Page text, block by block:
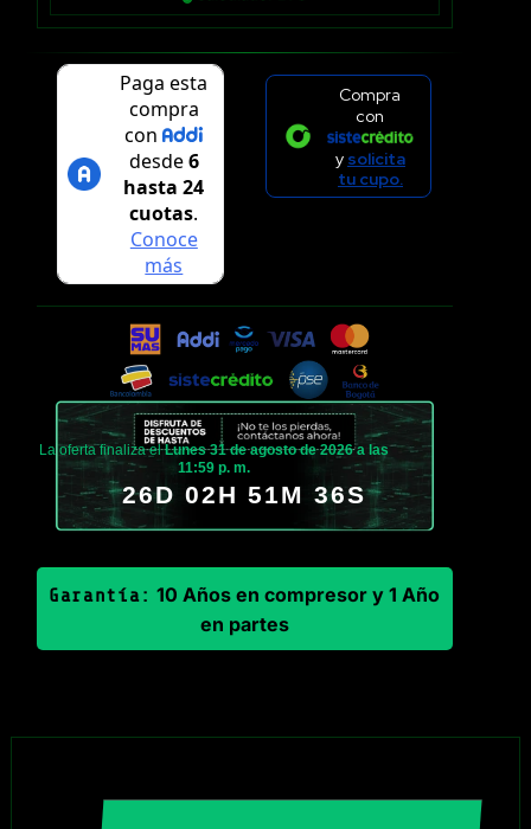
Compra
con
y solicita
tu cupo.
La oferta finaliza elLunes 31 de agosto de 2026 a las
11:59 p. m.
26D 02H 51M 36S
Garantía: 10 Años en compresor y 1 Año
en partes